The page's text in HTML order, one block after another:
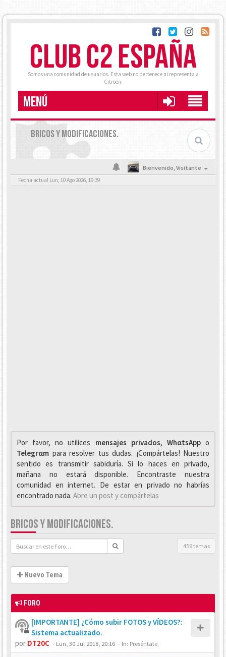
CLUB C2 ESPAÑA
Somos una comunidad de usuarios. Esta web no pertenece ni representa a
Citroën.
MENÚ
BRICOS Y MODIFICACIONES.
Bienvenido,Visitante
Fecha actual Lun, 10 Ago 2026, 19:39
Por favor, no utilices mensajes privados, WhαtsAppo
Telegrαm para resolver tus dudas. ¡Compártelas! Nuestro
sentido es transmitir sabiduría. Si lo haces en privado,
mañana no estará disponible. Encontraste nuestra
comunidad en internet. De estar en privado no habrías
encontrado nada. Abre un post y compártelas
BRICOS Y MODIFICACIONES.
459 temas
Nuevo Tema
FORO
[IMPORTANTE] ¿Cómo subir FOTOS y VÍDEOS?:
Sistema actualizado.
por DT20C - Lun, 30 Jul 2018, 20:16 - In: Preséntate.